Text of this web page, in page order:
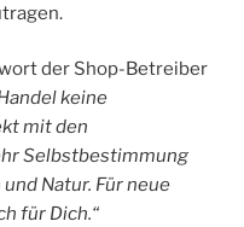
der Shop-Betreiber
keine
mit den
Selbstbestimmung
Natur. Für neue
für Dich.“